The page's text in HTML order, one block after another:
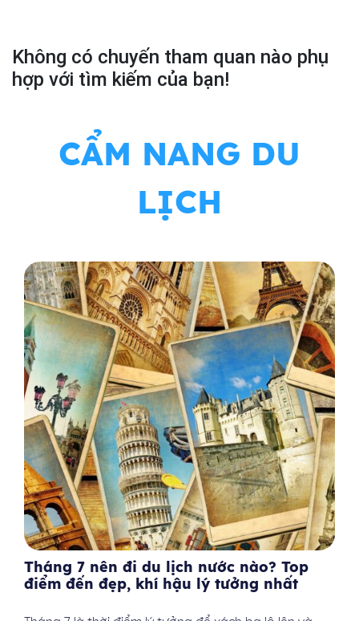
Không có chuyến tham quan nào phụ
hợp với tìm kiếm của bạn!
CẨM NANG DU
LỊCH
Tháng 7 nên đi du lịch nước nào? Top
điểm đến đẹp, khí hậu lý tưởng nhất